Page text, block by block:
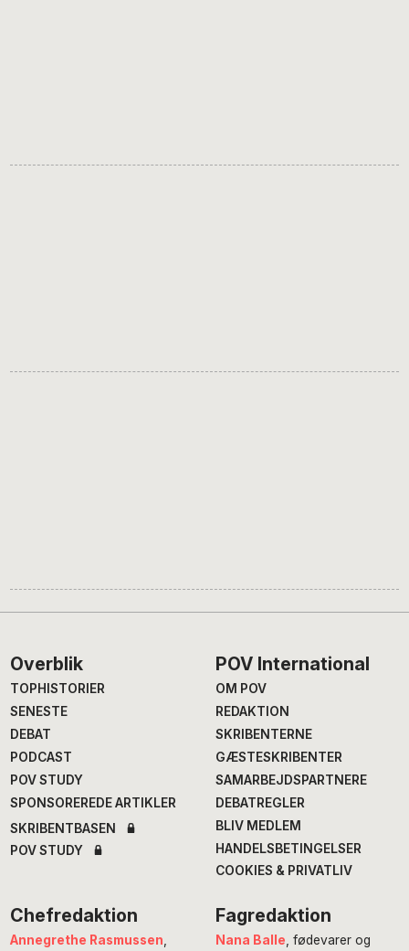
Footer
Overblik
TOPHISTORIER
SENESTE
DEBAT
PODCAST
POV STUDY
SPONSOREREDE ARTIKLER
SKRIBENTBASEN
POV STUDY
POV International
OM POV
REDAKTION
SKRIBENTERNE
GÆSTESKRIBENTER
SAMARBEJDSPARTNERE
DEBATREGLER
BLIV MEDLEM
HANDELSBETINGELSER
COOKIES & PRIVATLIV
Chefredaktion
Annegrethe Rasmussen
Fagredaktion
Nana Balle , fødevarer og